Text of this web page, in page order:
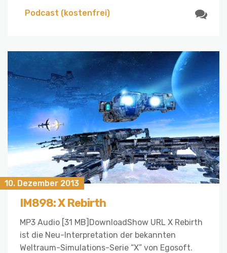
Podcast (kostenfrei)
10. Dezember 2013
IM898: X Rebirth
MP3 Audio [31 MB]DownloadShow URL X Rebirth
ist die Neu-Interpretation der bekannten
Weltraum-Simulations-Serie “X” von Egosoft.